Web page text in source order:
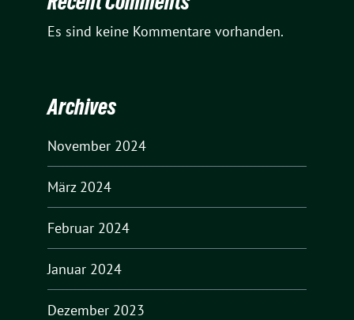
Es sind keine Kommentare vorhanden.
Archives
November 2024
März 2024
Februar 2024
Januar 2024
Dezember 2023